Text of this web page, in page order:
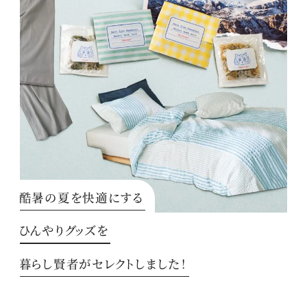
酷暑の夏を快適にする
ひんやりグッズを
暮らし賢者がセレクトしました！